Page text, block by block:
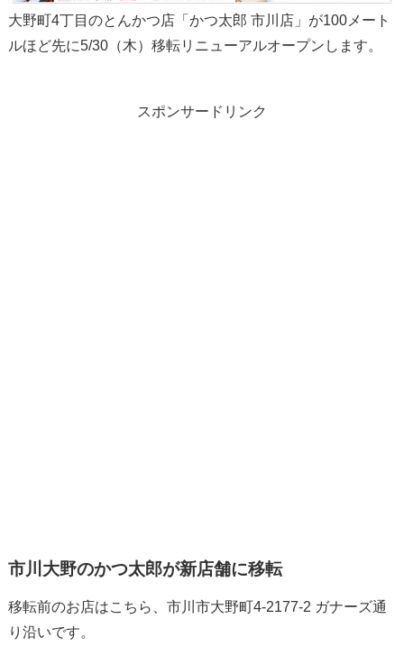
大野町4丁目のとんかつ店「かつ太郎 市川店」が100メート
ルほど先に5/30（木）移転リニューアルオープンします。
スポンサードリンク
市川大野のかつ太郎が新店舗に移転
移転前のお店はこちら、市川市大野町4-2177-2 ガナーズ通
り沿いです。